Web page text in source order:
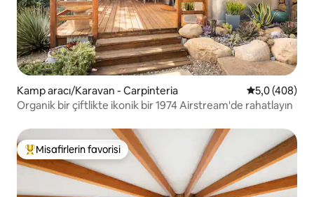
Kamp aracı/Karavan - Carpinteria 5 üzerinden
5,0 (408)
Organik bir çiftlikte ikonik bir 1974 Airstream'de rahatlayın
Misafirlerin favorilerinden en beğenilenler arasında
Misafirlerin favorisi